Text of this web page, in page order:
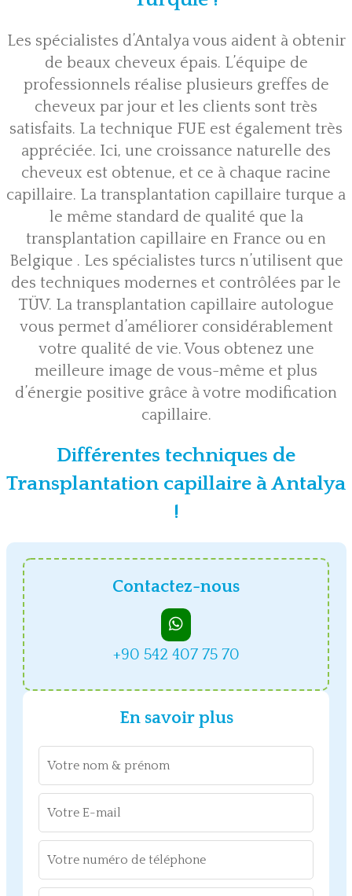
Les spécialistes d’Antalya vous aident à obtenir
de beaux cheveux épais. L’équipe de
professionnels réalise plusieurs greffes de
cheveux par jour et les clients sont très
satisfaits. La technique FUE est également très
appréciée. Ici, une croissance naturelle des
cheveux est obtenue, et ce à chaque racine
capillaire. La transplantation capillaire turque a
le même standard de qualité que la
transplantation capillaire en France ou en
Belgique . Les spécialistes turcs n’utilisent que
des techniques modernes et contrôlées par le
TÜV. La transplantation capillaire autologue
vous permet d’améliorer considérablement
votre qualité de vie. Vous obtenez une
meilleure image de vous-même et plus
d’énergie positive grâce à votre modification
capillaire.
Différentes techniques de
Transplantation capillaire à Antalya
!
Contactez-nous
+90 542 407 75 70
En savoir plus